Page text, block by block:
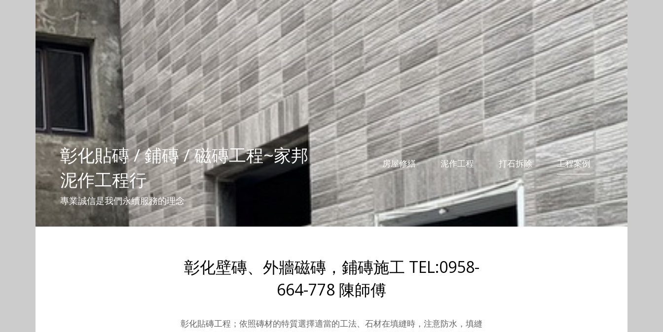
彰化貼磚 / 鋪磚 / 磁磚工程~家邦
泥作工程行
專業誠信是我們永續服務的理念
房屋修繕 泥作工程 打石拆除 工程案例
彰化壁磚、外牆磁磚，鋪磚施工 TEL:0958-
664-778 陳師傅
彰化貼磚工程；依照磚材的特質選擇適當的工法、石材在填縫時，注意防水，填縫